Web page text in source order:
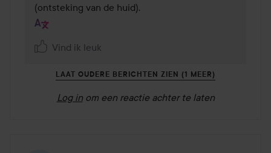
(ontsteking van de huid).
Vind ik leuk
LAAT OUDERE BERICHTEN ZIEN (1 MEER)
Log in om een reactie achter te laten